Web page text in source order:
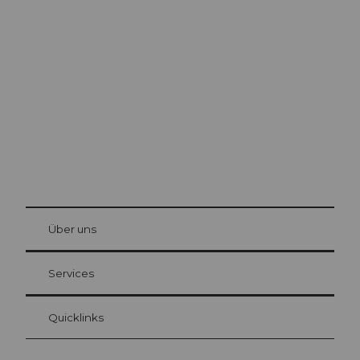
Gästekarte Luzern
Ihre Vorteile als Übernachtungsgast
at Bre
Über uns
Services
Quicklinks